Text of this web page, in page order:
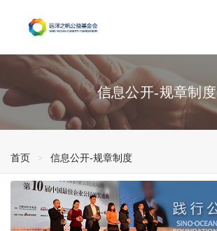
信息公开-规章制度
首页 信息公开-规章制度